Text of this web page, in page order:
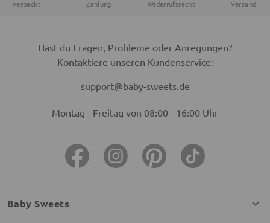
verpackt
Zahlung
Widerrufsrecht
Versand
Hast du Fragen, Probleme oder Anregungen?
Kontaktiere unseren Kundenservice:
support@baby-sweets.de
Montag - Freitag von 08:00 - 16:00 Uhr
Baby Sweets